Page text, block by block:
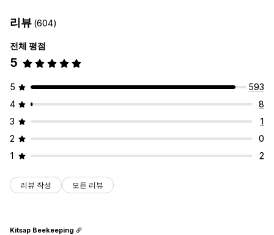
원클릭 추가 기능
끌어서 놓기 편집기
제안 및 권장 사항
분석
클릭률
리뷰 (604)
전체 평점
5
5
593
4
8
3
1
2
0
1
2
리뷰 작성 모든 리뷰
Kitsap Beekeeping